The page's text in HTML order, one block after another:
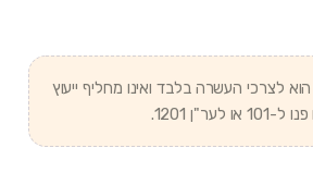
לצרכי העשרה בלבד ואינו מחליף ייעוץ
1201.